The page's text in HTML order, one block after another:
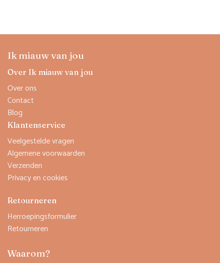
Ik miauw van jou
Over Ik miauw van jou
Over ons
Contact
Blog
Klantenservice
Veelgestelde vragen
Algemene voorwaarden
Verzenden
Privacy en cookies
Retourneren
Herroepingsformulier
Retourneren
Waarom?